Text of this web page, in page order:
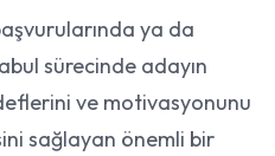
ya da
sürecinde adayın
ve motivasyonunu
sağlayan önemli bir